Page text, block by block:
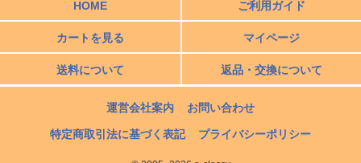
HOME ご利用ガイド
カートを見る マイページ
送料について 返品・交換について
運営会社案内 お問い合わせ
特定商取引法に基づく表記 プライバシーポリシー